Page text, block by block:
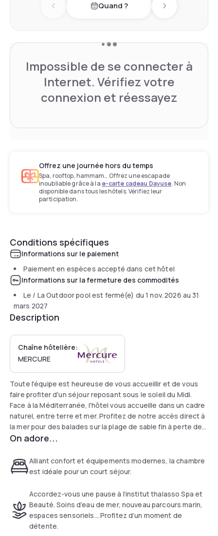
Previous dayQuand ? Next day
Impossible de se connecter à
Internet. Vérifiez votre
connexion et réessayez
Offrez une journée hors du temps
Spa, rooftop, hammam… Offrez une escapade
inoubliable grâce à la e-carte cadeau Dayuse. Non
disponible dans tous les hôtels. Vérifiez leur
participation.
Conditions spécifiques
Informations sur le paiement
Paiement en espèces accepté dans cet hôtel
Informations sur la fermeture des commodités
Le / La Outdoor pool est fermé(e) du1 nov. 2026 au 31
mars 2027
Description
Chaîne hôtelière:
MERCURE
Toute l'équipe est heureuse de vous accueillir et de vous
faire profiter d'un séjour reposant sous le soleil du Midi.
Face à la Méditerranée, l'hôtel vous accueille dans un cadre
naturel, entre terre et mer. Profitez de notre accès direct à
la mer pour des balades sur la plage de sable fin à perte de
vue. Notre Institut Thalasso et Spa entièrement rénové
des soins esthétiques et des massages.
On adore...
Alliant confort et équipements modernes, la chambre
est idéale pour un court séjour.
Accordez-vous une pause à l’institut thalasso Spa et
Beauté. Soins d’eau de mer, nouveau parcours marin,
espaces sensoriels… Profitez d’un moment de
détente.